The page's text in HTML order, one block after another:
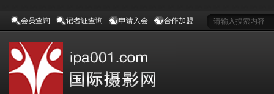
会员查询 记者证查询 申请入会 合作加盟